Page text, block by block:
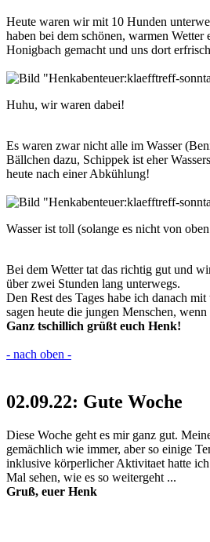
Heute waren wir mit 10 Hunden
haben bei dem schönen, warmen Wetter
Honigbach gemacht und uns dort
Huhu, wir waren dabei!
Es waren zwar nicht alle im Wasser
Bällchen dazu, Schippek ist eher
heute nach einer Abkühlung!
Wasser ist toll (solange es nicht von
Bei dem Wetter tat das richtig gut und
über zwei Stunden lang unterwegs.
Den Rest des Tages habe ich danach
sagen heute die jungen Menschen, wenn
Ganz tschillich grüßt euch Henk!
- nach oben -
02.09.22: Gute Woche
Diese Woche geht es mir ganz gut.
gemächlich wie immer, aber so einige
inklusive körperlicher Aktivitaet hatte
Mal sehen, wie es so weitergeht ...
Gruß, euer Henk